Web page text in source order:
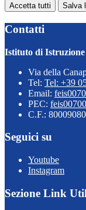
Accetta tutti Salva
Contatti
Istituto di
Via della
Tel: Tel: +39
Email:
PEC:
C.F.:
Seguici su
Youtube
Instagram
Sezione Link